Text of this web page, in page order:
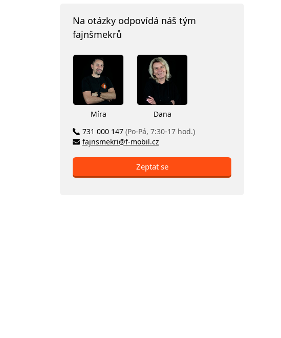
Na otázky odpovídá náš tým
fajnšmekrů
Míra
Dana
731 000 147 (Po-Pá, 7:30-17 hod.)
fajnsmekri@f-mobil.cz
Zeptat se